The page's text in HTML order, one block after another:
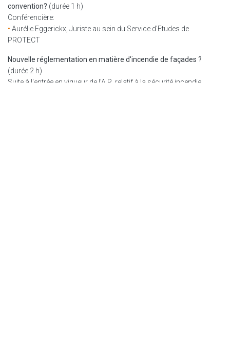
convention? (durée 1 h)
Conférencière:
• Aurélie Eggerickx, Juriste au sein du Service d'Etudes de
PROTECT
Nouvelle réglementation en matière d'incendie de façades ?
(durée 2 h)
Suite à l'entrée en vigueur de l'A.R. relatif à la sécurité incendie